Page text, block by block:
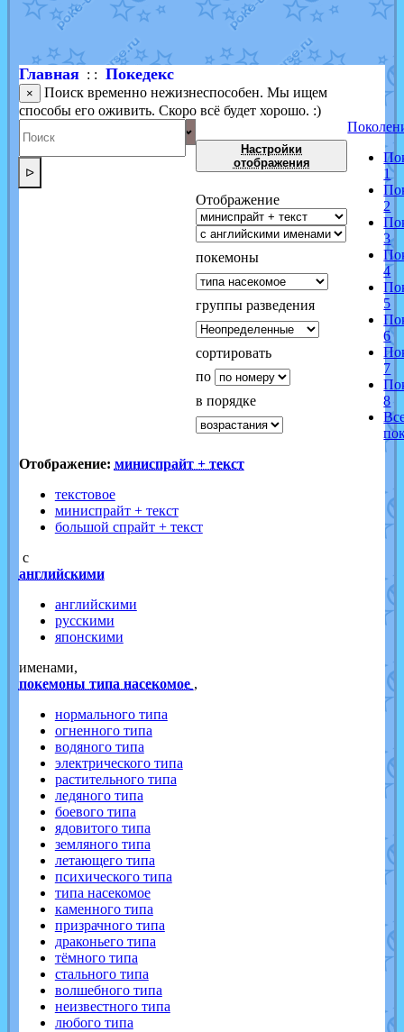
Shadow mismagiusотJOK_julia
в фанарте.
художникот vicavicaв фанарте.
Главная: : Покедекс
×
Поиск временно нежизнеспособен. Мы ищем
способы его оживить. Скоро всё будет хорошо. :)
ᐅ
Настройки
отображения
Отображение
покемоны
группы разведения
сортировать
по
в порядке
1
2
3
4
5
6
7
8
Отображение: миниспрайт + текст
текстовое
миниспрайт + текст
большой спрайт + текст
с
английскими
английскими
русскими
японскими
именами,
покемоны типа насекомое ,
нормального типа
огненного типа
водяного типа
электрического типа
растительного типа
ледяного типа
боевого типа
ядовитого типа
земляного типа
летающего типа
психического типа
типа насекомое
каменного типа
призрачного типа
драконьего типа
тёмного типа
стального типа
волшебного типа
неизвестного типа
любого типа